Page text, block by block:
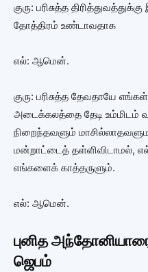
குரு: பரிசுத்த
தோத்திரம் உண்டாவதாக
எல்: ஆமென்.
குரு: பரிசுத்த தேவதாயே
அடைக்கலத்தை தேடி உம்மிடம்
நிறைந்தவளும்
மன்றாட்டைத் தள்ளிவிடாமல்,
எங்களைக் காத்தருளும்.
எல்: ஆமென்.
புனித
ஜெபம்